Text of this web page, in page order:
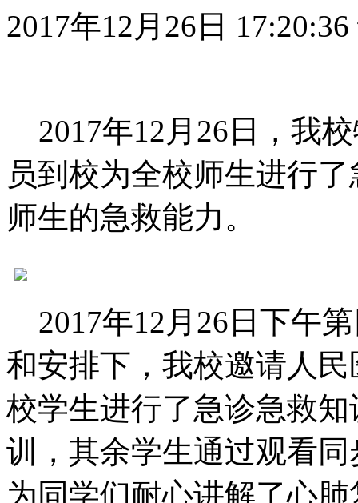
2017年12月26日 17:20:36
2017年12 月 26 日，我
员到校为全校师生进行
师生的急救能力。
2017年12 月 26 日下午
和安排下，我校邀请人
校学生进行了急诊急救
训，其余学生通过观看
为同学们耐心讲解了心